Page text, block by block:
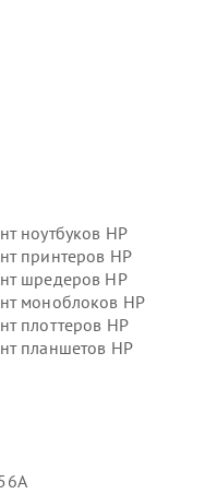
ноутбуков HP
принтеров HP
шредеров HP
моноблоков HP
плоттеров HP
планшетов HP